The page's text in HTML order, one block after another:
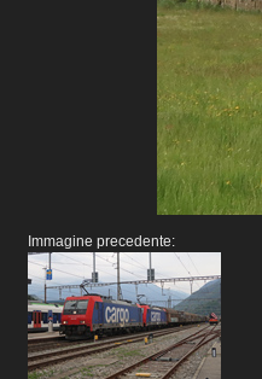
Immagine precedente: